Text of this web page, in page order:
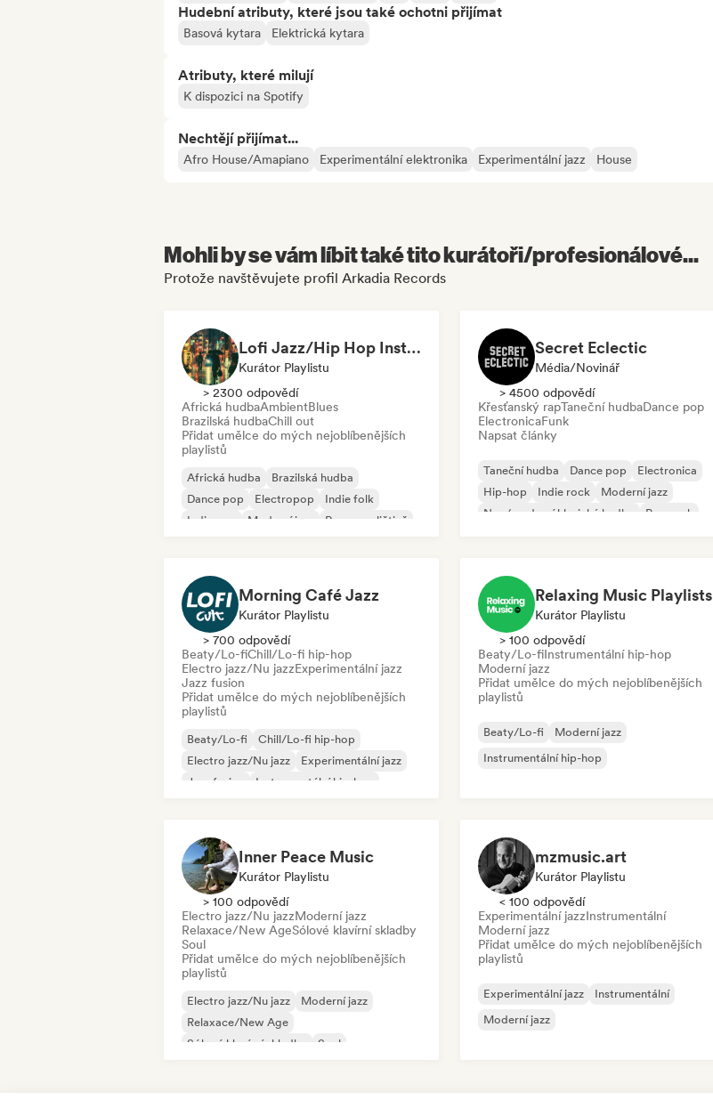
Hudební atributy, které jsou také ochotni přijímat
Basová kytara Elektrická kytara
Atributy, které milují
K dispozici na Spotify
Nechtějí přijímat...
Afro House/Amapiano Experimentální elektronika Experimentální jazz House
Mohli by se vám líbit také tito kurátoři/profesionálové...
Protože navštěvujete profil Arkadia Records
Lofi Jazz/Hip Hop Instrumental
Kurátor Playlistu
> 2300 odpovědí
Africká hudbaAmbientBlues
Brazilská hudbaChill out
Přidat umělce do mých nejoblíbenějších
playlistů
Africká hudba
Brazilská hudba
Dance pop
Electropop
Indie folk
Indie pop
Moderní jazz Rap v angličtině
Secret Eclectic
Média/novinář
> 4500 odpovědí
Křesťanský rapTaneční hudbaDance pop
ElectronicaFunk
Napsat články
Taneční hudba Dance pop
Electronica
Hip-hop
Indie rock
Moderní jazz
Neo/moderní klasická hudba
Pop rock
Morning Café Jazz
Kurátor Playlistu
> 700 odpovědí
Beaty/Lo-fiChill/Lo-fi hip-hop
Electro jazz/Nu jazzExperimentální jazz
Jazz fusion
Přidat umělce do mých nejoblíbenějších
playlistů
Beaty/Lo-fi
Chill/Lo-fi hip-hop
Electro jazz/Nu jazz
Experimentální jazz
Jazz fusion
Instrumentální hip-hop
Relaxing Music Playlists
Kurátor Playlistu
> 100 odpovědí
Beaty/Lo-fiInstrumentální hip-hop
Moderní jazz
Přidat umělce do mých nejoblíbenějších
playlistů
Beaty/Lo-fi
Moderní jazz
Instrumentální hip-hop
Inner Peace Music
Kurátor Playlistu
> 100 odpovědí
Electro jazz/Nu jazzModerní jazz
Relaxace/New AgeSólové klavírní skladby
Soul
Přidat umělce do mých nejoblíbenějších
playlistů
Electro jazz/Nu jazz
Moderní jazz
Relaxace/New Age
Sólové klavírní skladby
Soul
mzmusic.art
Kurátor Playlistu
< 100 odpovědí
Experimentální jazzInstrumentální
Moderní jazz
Přidat umělce do mých nejoblíbenějších
playlistů
Experimentální jazz
Instrumentální
Moderní jazz